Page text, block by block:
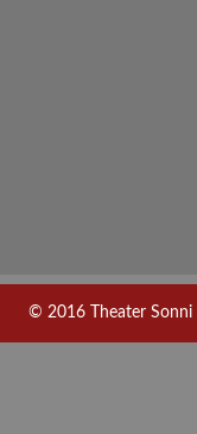
© 2016 Theater Sonni